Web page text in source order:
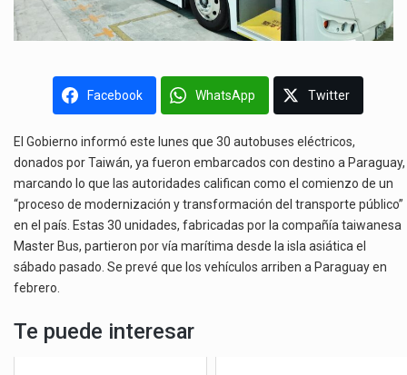
Facebook WhatsApp Twitter
El Gobierno informó este lunes que 30 autobuses eléctricos,
donados por Taiwán, ya fueron embarcados con destino a Paraguay,
marcando lo que las autoridades califican como el comienzo de un
“proceso de modernización y transformación del transporte público”
en el país. Estas 30 unidades, fabricadas por la compañía taiwanesa
Master Bus, partieron por vía marítima desde la isla asiática el
sábado pasado. Se prevé que los vehículos arriben a Paraguay en
febrero.
Te puede interesar